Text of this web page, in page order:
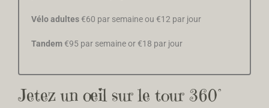
Vélo adultes€60 par semaine ou €12 par jour
Tandem€95 par semaine or €18 par jour
Jetez un œil sur le tour 360°